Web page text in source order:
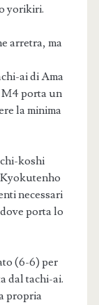
yorikiri.
arretra, ma
ai di Ama
porta un
la minima
koshi
necessari
porta lo
(6-6) per
dal tachi-ai.
propria